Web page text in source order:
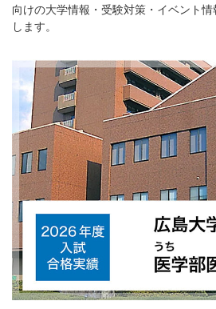
向けの大学情報・受験対策・イベント
します。